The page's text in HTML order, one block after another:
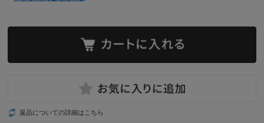
返品についての詳細はこちら